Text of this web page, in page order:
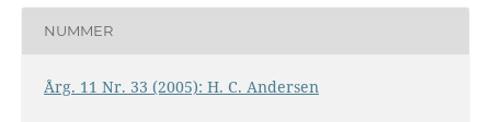
NUMMER
Årg. 11 Nr. 33 (2005): H. C. Andersen